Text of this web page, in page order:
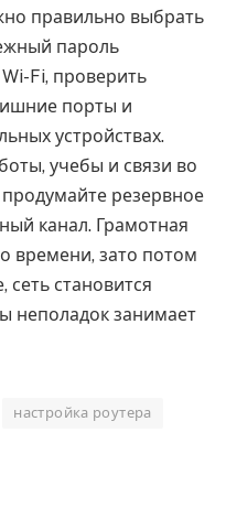
правильно выбрать
пароль
Fi, проверить
порты и
устройствах.
учебы и связи во
резервное
канал. Грамотная
времени, зато потом
сеть становится
неполадок занимает
настройка роутера